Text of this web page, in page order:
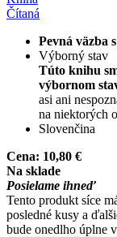
Čítaná
Pevná väzba
Výborný stav
Túto knihu
výbornom
asi ani
na niektorých
Slovenčina
Cena: 10,80 €
Na sklade
Posielame ihneď
Tento produkt síce
posledné kusy a
bude onedlho úplne